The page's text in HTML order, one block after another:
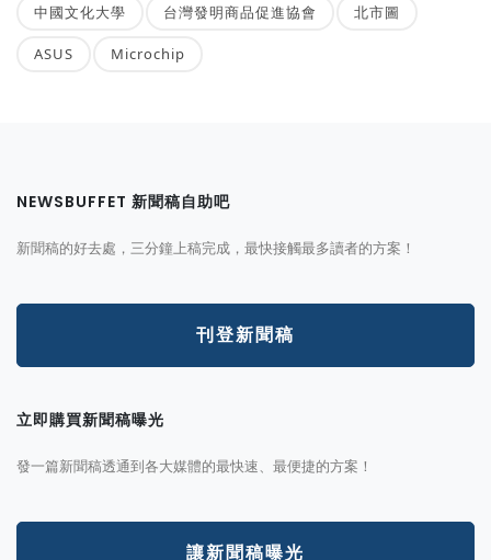
中國文化大學 台灣發明商品促進協會 北市圖
ASUS Microchip
NEWSBUFFET 新聞稿自助吧
新聞稿的好去處，三分鐘上稿完成，最快接觸最多讀者的方案！
刊登新聞稿
立即購買新聞稿曝光
發一篇新聞稿透通到各大媒體的最快速、最便捷的方案！
讓新聞稿曝光